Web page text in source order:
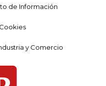
de Información
y Comercio